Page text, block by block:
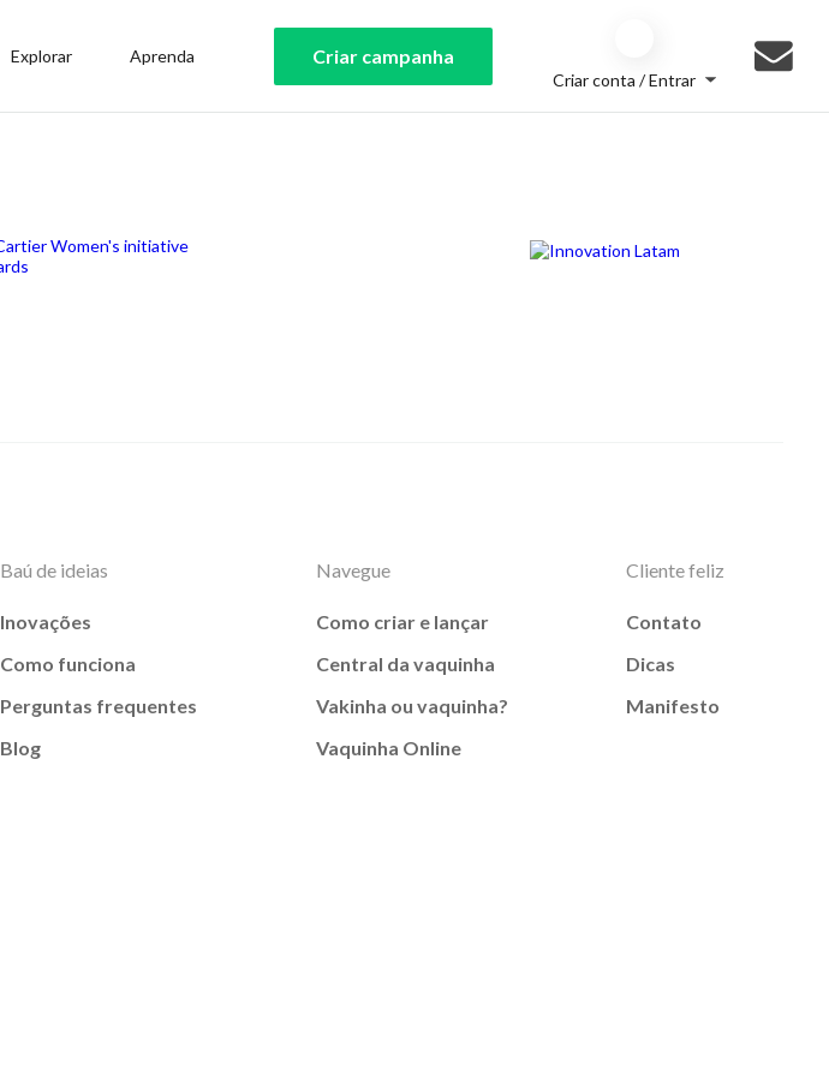
Explorar Aprenda Criar campanha
Criar conta / Entrar
Baú de ideias
Inovações
Como funciona
Perguntas frequentes
Blog
Navegue
Como criar e lançar
Central da vaquinha
Vakinha ou vaquinha?
Vaquinha Online
Cliente feliz
Contato
Dicas
Manifesto